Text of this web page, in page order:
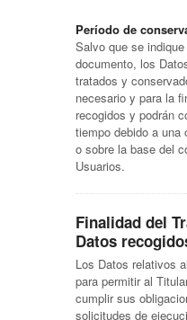
Período de
Salvo que se
documento, los
tratados y
necesario y para la
recogidos y podrán
tiempo debido a una
o sobre la base del
Usuarios.
Finalidad del
Datos
Los Datos relativos
para permitir al
cumplir sus
solicitudes de